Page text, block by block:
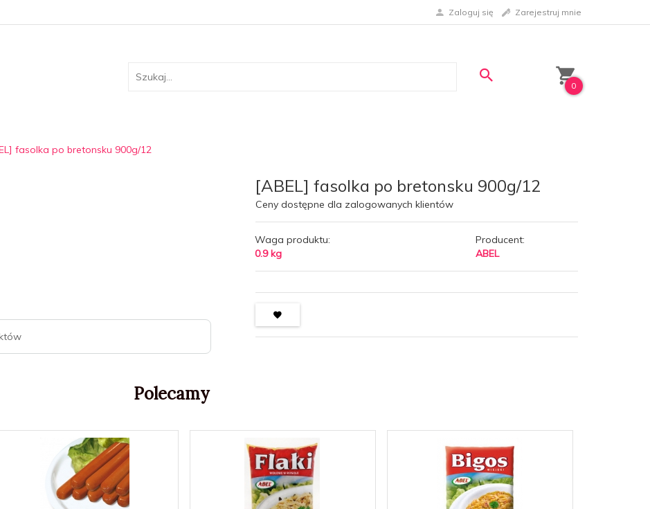
Zaloguj się Zarejestruj mnie
0
fasolka po bretonsku 900g/12
[ABEL] fasolka po bretonsku 900g/12
Ceny dostępne dla zalogowanych klientów
Waga produktu:
0.9 kg
Producent:
ABEL
Polecamy